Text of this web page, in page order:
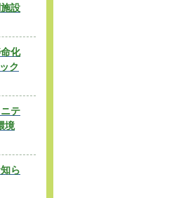
設
化
ク
テ
境
ら